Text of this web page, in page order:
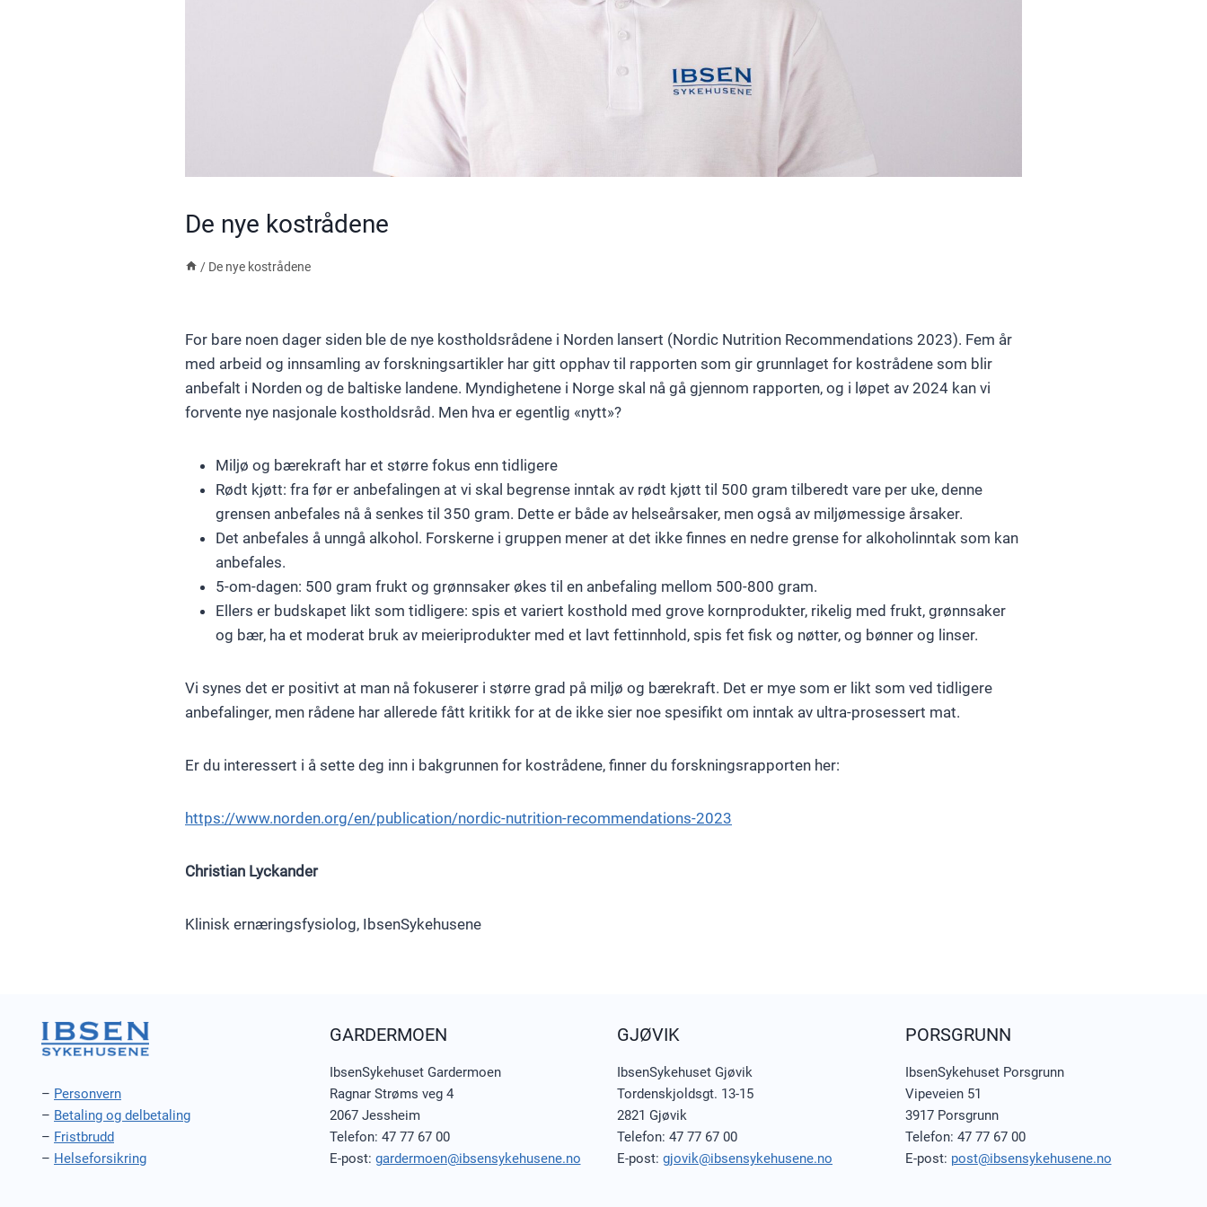
De nye kostrådene
/ De nye kostrådene
For bare noen dager siden ble de nye kostholdsrådene i Norden lansert (Nordic Nutrition Recommendations 2023). Fem år
med arbeid og innsamling av forskningsartikler har gitt opphav til rapporten som gir grunnlaget for kostrådene som blir
anbefalt i Norden og de baltiske landene. Myndighetene i Norge skal nå gå gjennom rapporten, og i løpet av 2024 kan vi
forvente nye nasjonale kostholdsråd. Men hva er egentlig «nytt»?
Miljø og bærekraft har et større fokus enn tidligere
Rødt kjøtt: fra før er anbefalingen at vi skal begrense inntak av rødt kjøtt til 500 gram tilberedt vare per uke, denne
grensen anbefales nå å senkes til 350 gram. Dette er både av helseårsaker, men også av miljømessige årsaker.
Det anbefales å unngå alkohol. Forskerne i gruppen mener at det ikke finnes en nedre grense for alkoholinntak som kan
anbefales.
5-om-dagen: 500 gram frukt og grønnsaker økes til en anbefaling mellom 500-800 gram.
Ellers er budskapet likt som tidligere: spis et variert kosthold med grove kornprodukter, rikelig med frukt, grønnsaker
og bær, ha et moderat bruk av meieriprodukter med et lavt fettinnhold, spis fet fisk og nøtter, og bønner og linser.
Vi synes det er positivt at man nå fokuserer i større grad på miljø og bærekraft. Det er mye som er likt som ved tidligere
anbefalinger, men rådene har allerede fått kritikk for at de ikke sier noe spesifikt om inntak av ultra-prosessert mat.
Er du interessert i å sette deg inn i bakgrunnen for kostrådene, finner du forskningsrapporten her:
https://www.norden.org/en/publication/nordic-nutrition-recommendations-2023
Christian Lyckander
Klinisk ernæringsfysiolog, IbsenSykehusene
– Personvern
– Betaling og delbetaling
– Fristbrudd
– Helseforsikring
GARDERMOEN
IbsenSykehuset Gardermoen
Ragnar Strøms veg 4
2067 Jessheim
Telefon: 47 77 67 00
E-post: gardermoen@ibsensykehusene.no
GJØVIK
IbsenSykehuset Gjøvik
Tordenskjoldsgt. 13-15
2821 Gjøvik
Telefon: 47 77 67 00
E-post: gjovik@ibsensykehusene.no
PORSGRUNN
IbsenSykehuset Porsgrunn
Vipeveien 51
3917 Porsgrunn
Telefon: 47 77 67 00
E-post: post@ibsensykehusene.no